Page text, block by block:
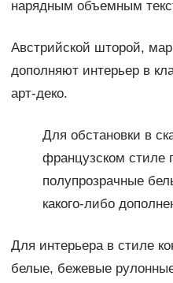
нарядным объемным
Австрийской шторой,
дополняют интерьер в
арт-деко.
Для обстановки в
французском стиле
полупрозрачные
какого-либо
Для интерьера в стиле
белые, бежевые